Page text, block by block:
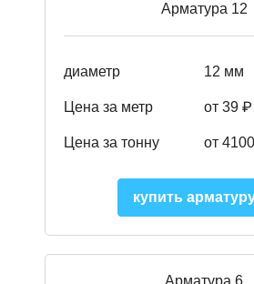
Арматура 12
диаметр 12 мм
Цена за метр от 39 ₽
Цена за тонну от
купить